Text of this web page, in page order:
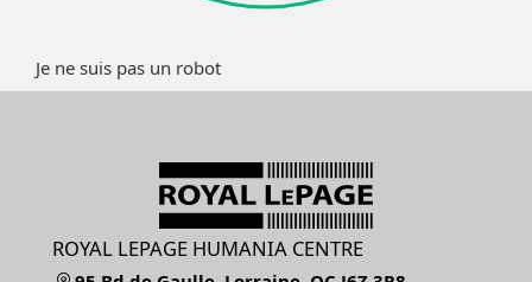
Je ne suis pas un robot
ROYAL LEPAGE HUMANIA CENTRE